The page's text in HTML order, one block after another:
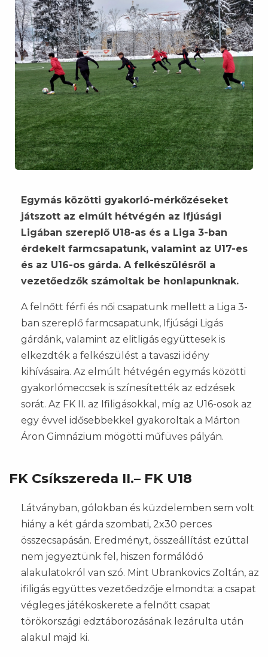
Egymás közötti gyakorló-mérkőzéseket
játszott az elmúlt hétvégén az Ifjúsági
Ligában szereplő U18-as és a Liga 3-ban
érdekelt farmcsapatunk, valamint az U17-es
és az U16-os gárda. A felkészülésről a
vezetőedzők számoltak be honlapunknak.
A felnőtt férfi és női csapatunk mellett a Liga 3-
ban szereplő farmcsapatunk, Ifjúsági Ligás
gárdánk, valamint az elitligás együttesek is
elkezdték a felkészülést a tavaszi idény
kihívásaira. Az elmúlt hétvégén egymás közötti
gyakorlómeccsek is színesítették az edzések
sorát. Az FK II. az Ifiligásokkal, míg az U16-osok az
egy évvel idősebbekkel gyakoroltak a Márton
Áron Gimnázium mögötti műfüves pályán.
FK Csíkszereda II.– FK U18
Látványban, gólokban és küzdelemben sem volt
hiány a két gárda szombati, 2x30 perces
összecsapásán. Eredményt, összeállítást ezúttal
nem jegyeztünk fel, hiszen formálódó
alakulatokról van szó. Mint Ubrankovics Zoltán, az
ifiligás együttes vezetőedzője elmondta: a csapat
végleges játékoskerete a felnőtt csapat
törökországi edztáborozásának lezárulta után
alakul majd ki.